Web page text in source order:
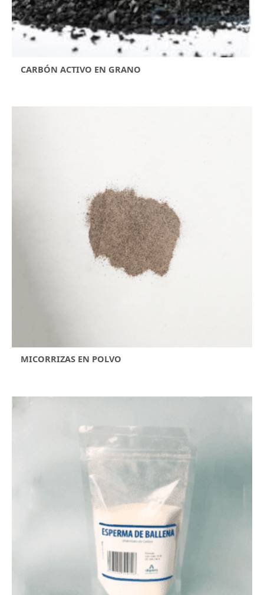
CARBÓN ACTIVO EN GRANO
MICORRIZAS EN POLVO